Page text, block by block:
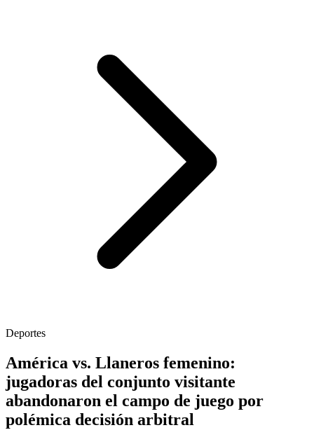
Deportes
América vs. Llaneros femenino:
jugadoras del conjunto visitante
abandonaron el campo de juego por
polémica decisión arbitral